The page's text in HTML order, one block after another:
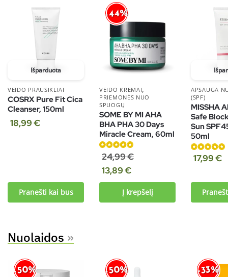
Išparduota
VEIDO PRAUSIKLIAI
COSRX Pure Fit Cica
Cleanser, 150ml
18,99€
Pranešti kai bus
-44%
VEIDO KREMAI,
PRIEMONĖS NUO
SPUOGŲ
SOME BY MI AHA
BHA PHA 30 Days
Miracle Cream, 60ml
Įvertinimas:
24,99€
13,89€
Į krepšelį
APSAUGA
(SPF)
MISSHA
Safe
Sun
50ml
Įvertinimas:
17,99€
Nuolaidos »
-50% -50% -33%